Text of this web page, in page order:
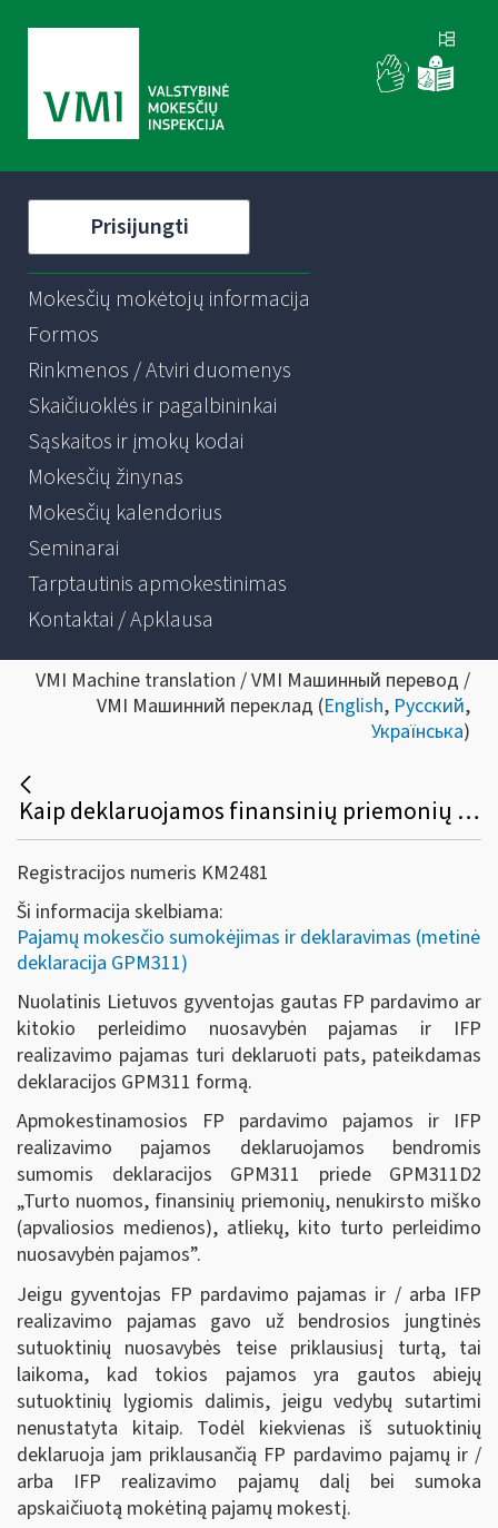
Prisijungti
Mokesčių mokėtojų informacija
Formos
Rinkmenos / Atviri duomenys
Skaičiuoklės ir pagalbininkai
Sąskaitos ir įmokų kodai
Mokesčių žinynas
Mokesčių kalendorius
Seminarai
Tarptautinis apmokestinimas
Kontaktai / Apklausa
VMI Machine translation / VMI Машинный перевод /
VMI Машинний переклад (English, Русский,
Українська)
Kaip deklaruojamos finansinių priemonių pardavimo ar kitokio perleidimo nuosavybėn pajamos, kai jos gaunamos ne per investicinę sąskaitą?
Registracijos numeris KM2481
Ši informacija skelbiama:
Pajamų mokesčio sumokėjimas ir deklaravimas (metinė
deklaracija GPM311)
Nuolatinis Lietuvos gyventojas gautas FP pardavimo ar
kitokio perleidimo nuosavybėn pajamas ir IFP
realizavimo pajamas turi deklaruoti pats, pateikdamas
deklaracijos GPM311 formą.
Apmokestinamosios FP pardavimo pajamos ir IFP
realizavimo pajamos deklaruojamos bendromis
sumomis deklaracijos GPM311 priede GPM311D2
„Turto nuomos, finansinių priemonių, nenukirsto miško
(apvaliosios medienos), atliekų, kito turto perleidimo
nuosavybėn pajamos”.
Jeigu gyventojas FP pardavimo pajamas ir / arba IFP
realizavimo pajamas gavo už bendrosios jungtinės
sutuoktinių nuosavybės teise priklausiusį turtą, tai
laikoma, kad tokios pajamos yra gautos abiejų
sutuoktinių lygiomis dalimis, jeigu vedybų sutartimi
nenustatyta kitaip. Todėl kiekvienas iš sutuoktinių
deklaruoja jam priklausančią FP pardavimo pajamų ir /
arba IFP realizavimo pajamų dalį bei sumoka
apskaičiuotą mokėtiną pajamų mokestį.